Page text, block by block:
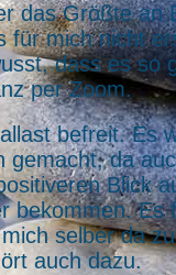
das Größte an
für mich nicht
dass es so
per Zoom.
befreit. Es
da
Blick
bekommen. Es
selber da
auch dazu.